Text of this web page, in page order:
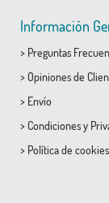
Información
> Preguntas
> Opiniones de
> Envío
> Condicionesy
> Política de cookies